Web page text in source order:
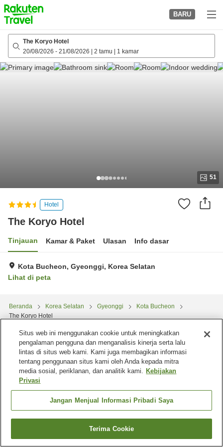
to
top
page
BARU
The Koryo Hotel
20/08/2026 - 21/08/2026 2 tamu 1 kamar
51
Hotel
The Koryo Hotel
Tinjauan Kamar & Paket Ulasan Info dasar
Kota Bucheon, Gyeonggi, Korea Selatan
Lihat di peta
Beranda Korea Selatan Gyeonggi
Kota Bucheon
The Koryo Hotel
Cari kamar
Situs web ini menggunakan cookie untuk meningkatkan
pengalaman pengguna dan menganalisis kinerja serta lalu
lintas di situs web kami. Kami juga membagikan informasi
tentang penggunaan situs kami oleh Anda kepada mitra
media sosial, periklanan, dan analitik kami. Kebijakan
Privasi
Jangan Menjual Informasi Pribadi Saya
Terima Cookie